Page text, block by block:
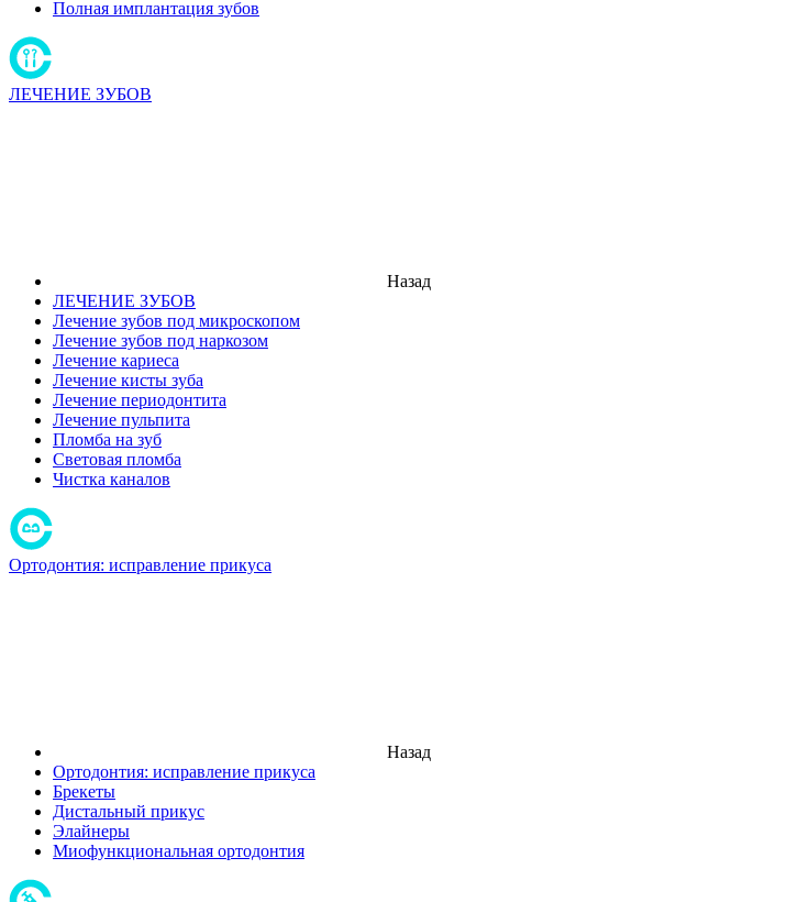
Полная имплантация зубов
ЛЕЧЕНИЕ ЗУБОВ
Назад
ЛЕЧЕНИЕ ЗУБОВ
Лечение зубов под микроскопом
Лечение зубов под наркозом
Лечение кариеса
Лечение кисты зуба
Лечение периодонтита
Лечение пульпита
Пломба на зуб
Световая пломба
Чистка каналов
Ортодонтия: исправление прикуса
Назад
Ортодонтия: исправление прикуса
Брекеты
Дистальный прикус
Элайнеры
Миофункциональная ортодонтия